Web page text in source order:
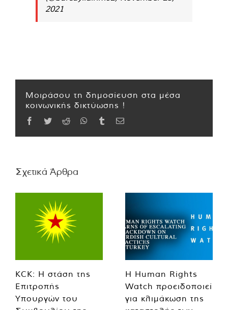
2021
Μοιράσου τη δημοσίευση στα μέσα
κοινωνικής δικτύωσης !
Facebook
TwitterReddit WhatsApp
TumblrEmail
Σχετικά Άρθρα
KCK: Η στάση της
Επιτροπής
Υπουργών του
Η Human Rights
Watch προειδοποιεί
για κλιμάκωση της